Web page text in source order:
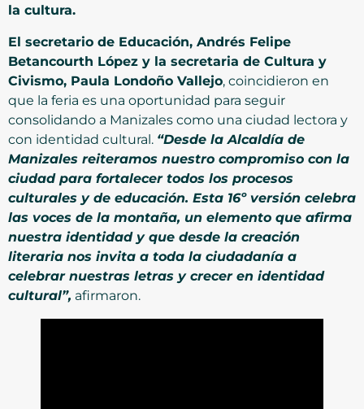
la cultura.
El secretario de Educación, Andrés Felipe
Betancourth López y la secretaria de Cultura y
Civismo, Paula Londoño Vallejo, coincidieron en
que la feria es una oportunidad para seguir
consolidando a Manizales como una ciudad lectora y
con identidad cultural. “Desde la Alcaldía de
Manizales reiteramos nuestro compromiso con la
ciudad para fortalecer todos los procesos
culturales y de educación. Esta 16º versión celebra
las voces de la montaña, un elemento que afirma
nuestra identidad y que desde la creación
literaria nos invita a toda la ciudadanía a
celebrar nuestras letras y crecer en identidad
cultural”, afirmaron.